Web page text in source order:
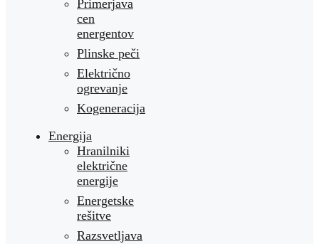
Primerjava
cen
energentov
Plinske peči
Električno
ogrevanje
Kogeneracija
Energija
Hranilniki
električne
energije
Energetske
rešitve
Razsvetljava